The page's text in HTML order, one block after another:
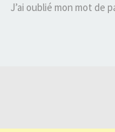
J’ai oublié mon mot de